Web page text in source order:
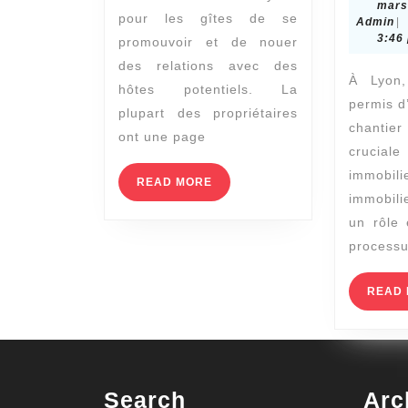
vacances
;
7
conseils
pour les gîtes de se
promouvoir et de nouer
des relations avec des
hôtes potentiels. La
plupart des propriétaires
ont une page
READ MORE READ
MORE
Admin |
3:46
À Lyon,
permis
un rôle
READ
Search